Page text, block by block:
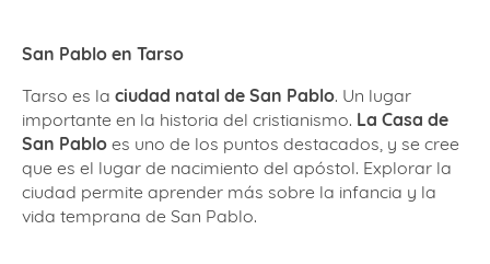
San Pablo en Tarso
Tarso es la ciudad natal de San Pablo. Un lugar
importante en la historia del cristianismo. La Casa de
San Pablo es uno de los puntos destacados, y se cree
que es el lugar de nacimiento del apóstol. Explorar la
ciudad permite aprender más sobre la infancia y la
vida temprana de San Pablo.